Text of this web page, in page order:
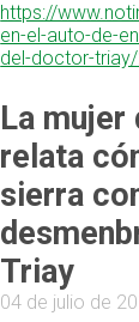
https://
en-el-auto-de-
del-doctor-
La mujer
relata
sierra
Triay
04 de julio de